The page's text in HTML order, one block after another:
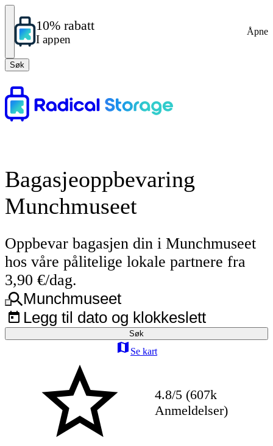
10% rabatt
I appen
Åpne
Søk
Bagasjeoppbevaring
Munchmuseet
Oppbevar bagasjen din i Munchmuseet
hos våre pålitelige lokale partnere fra
3,90 €/dag.
Munchmuseet
Legg til dato og klokkeslett
Søk
Se kart
4.8/5 (607k
Anmeldelser)